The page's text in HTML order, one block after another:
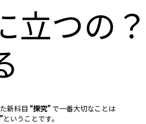
立つの
新科目 “探究” で一番大切なことは
ということです。